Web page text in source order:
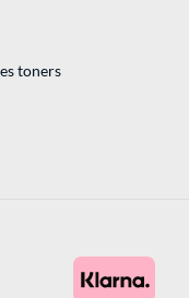
toners